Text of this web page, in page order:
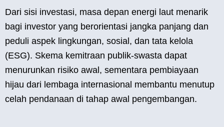
Dari sisi investasi, masa depan energi laut menarik
bagi investor yang berorientasi jangka panjang dan
peduli aspek lingkungan, sosial, dan tata kelola
(ESG). Skema kemitraan publik-swasta dapat
menurunkan risiko awal, sementara pembiayaan
hijau dari lembaga internasional membantu menutup
celah pendanaan di tahap awal pengembangan.